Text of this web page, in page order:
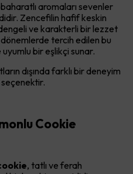
aromaları sevenler
Zencefilin hafif keskin
dengeli ve karakterli bir lezzet
tercih edilen bu
bir eşlikçi sunar.
dışında farklı bir deneyim
seçenektir.
Cookie
, tatlı ve ferah